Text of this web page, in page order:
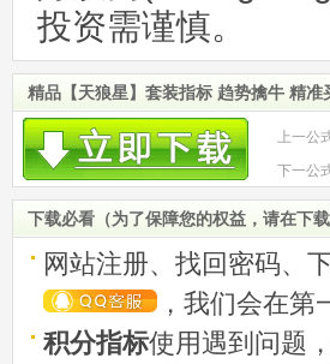
投资需谨慎。
精品【天狼星】套装指标 趋势擒牛 精
上一公
码
下一公
器 源
下载必看（为了保障您的权益，请在下
网站注册、找回密码、
，我们会在第
积分指标使用遇到问题